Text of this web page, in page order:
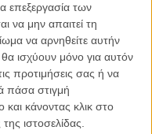
επεξεργασία των
να μην απαιτεί τη
να αρνηθείτε αυτήν
ισχύουν μόνο για αυτόν
προτιμήσεις σας ή να
πάσα στιγμή
κάνοντας κλικ στο
ιστοσελίδας.
στο Φαρ Γουεστ και
ανάμεσά τους δυο
αξιωματικό του
κατάδικο, καθώς
πουθενά όταν η άμαξά
απαγορεύει κάθε μετακίνηση.
που θα παρουσιάσει το
στη σκηνή. Τα έσοδα